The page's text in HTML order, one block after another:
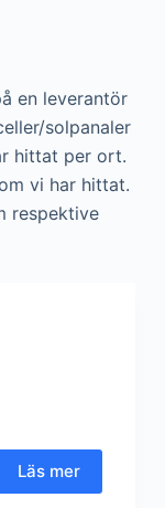
en leverantör
solpanaler
hittat per ort.
vi har hittat.
respektive
Läs mer